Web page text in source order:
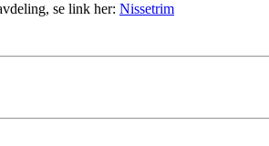
se link her: Nissetrim